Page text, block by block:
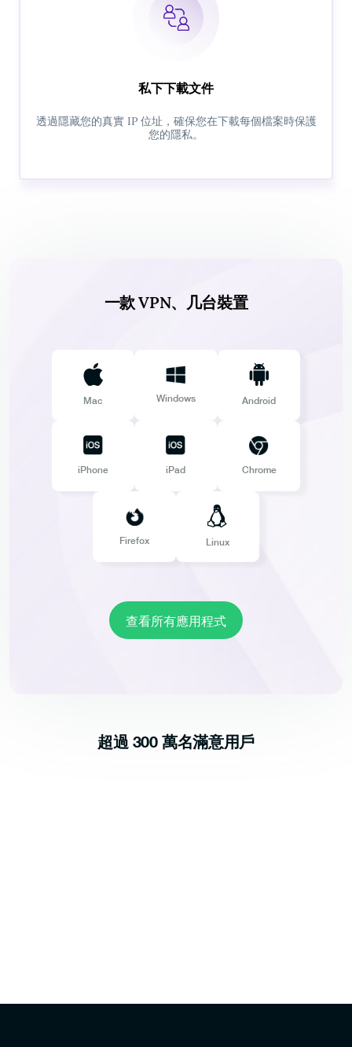
私下下載文件
透過隱藏您的真實 IP 位址，確保您在下載每個檔案時保護
您的隱私。
一款 VPN、几台裝置
Mac Windows Android
iPhone iPad Chrome
Firefox Linux
查看所有應用程式
超過 300 萬名滿意用戶